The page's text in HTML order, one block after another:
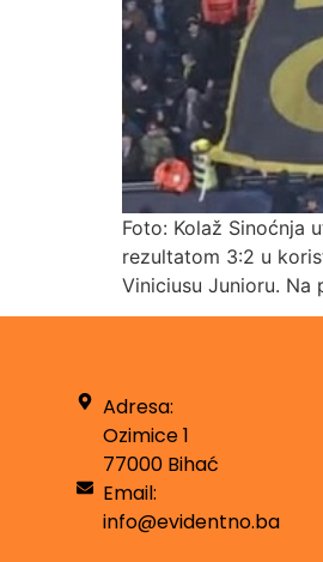
Foto: Kolaž Sinoćnja
rezultatom 3:2 u
Viniciusu Junioru.
Adresa:
Ozimice 1
77000 Bihać
Email:
info@evidentno.ba